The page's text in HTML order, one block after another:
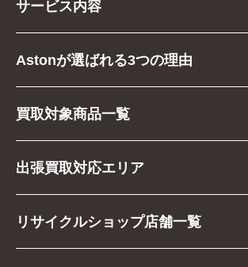
サービス内容
Astonが選ばれる3つの理由
買取対象商品一覧
出張買取対応エリア
リサイクルショップ店舗一覧